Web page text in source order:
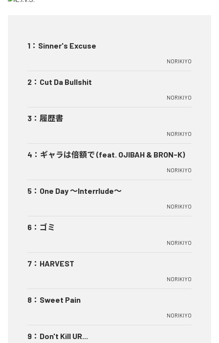
1 ： Sinner's Excuse
NORIKIYO
2 ： Cut Da Bullshit
NORIKIYO
3 ： 履歴書
NORIKIYO
4 ： ギャラは倍額で (feat. OJIBAH & BRON-K)
NORIKIYO
5 ： One Day ～Interrlude～
NORIKIYO
6 ： ゴミ
NORIKIYO
7 ： HARVEST
NORIKIYO
8 ： Sweet Pain
NORIKIYO
9 ： Don't Kill UR...